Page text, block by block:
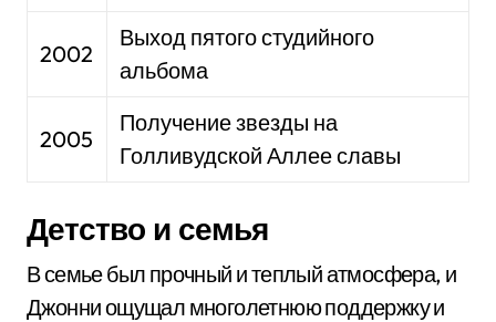
2002
Выход пятого студийного
альбома
2005
Получение звезды на
Голливудской Аллее славы
Детство и семья
В семье был прочный и теплый атмосфера, и
Джонни ощущал многолетнюю поддержку и